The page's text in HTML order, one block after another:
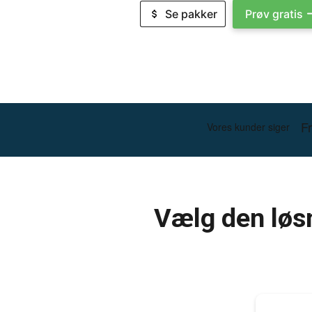
Se pakker Prøv gratis
Vælg den